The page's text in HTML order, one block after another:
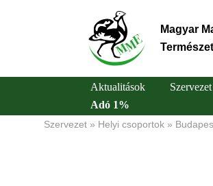
Magyar
Main
Aktualitások Szervezet
Adó 1%
Szervezet Helyi csoportok